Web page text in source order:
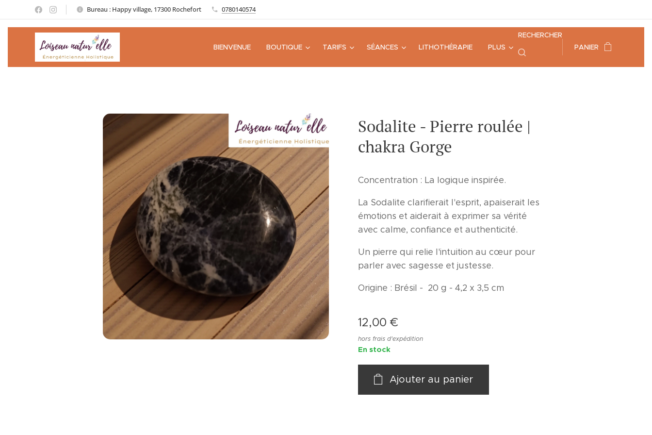
Bureau : Happy village, 17300 Rochefort 0780140574
BIENVENUE BOUTIQUE TARIFS SÉANCES LITHOTHÉRAPIE PLUS
RECHERCHER
PANIER
Sodalite - Pierre roulée |
chakra Gorge
Concentration : La logique inspirée.
La Sodalite clarifierait l'esprit, apaiserait les
émotions et aiderait à exprimer sa vérité
avec calme, confiance et authenticité.
Un pierre qui relie l'intuition au cœur pour
parler avec sagesse et justesse.
Origine : Brésil - 20 g - 4,2 x 3,5 cm
12,00 €
hors frais d'expédition
En stock
Ajouter au panier